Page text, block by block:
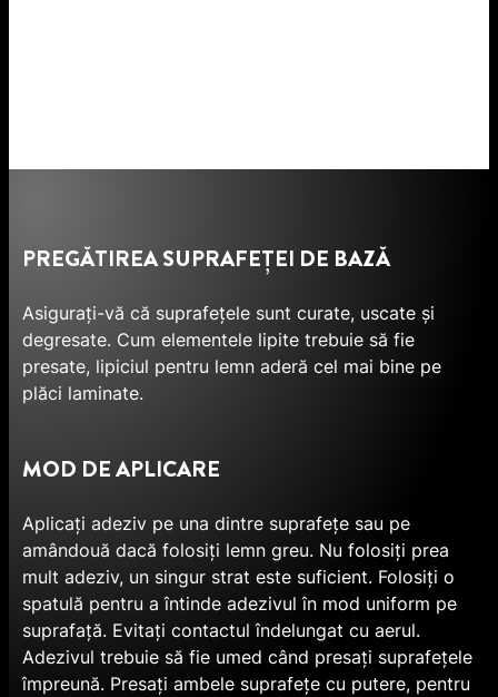
PREGĂTIREA SUPRAFEȚEI DE BAZĂ
Asigurați-vă că suprafețele sunt curate, uscate și
degresate. Cum elementele lipite trebuie să fie
presate, lipiciul pentru lemn aderă cel mai bine pe
plăci laminate.
MOD DE APLICARE
Aplicați adeziv pe una dintre suprafețe sau pe
amândouă dacă folosiți lemn greu. Nu folosiți prea
mult adeziv, un singur strat este suficient. Folosiți o
spatulă pentru a întinde adezivul în mod uniform pe
suprafață. Evitați contactul îndelungat cu aerul.
Adezivul trebuie să fie umed când presați suprafețele
împreună. Presați ambele suprafețe cu putere, pentru